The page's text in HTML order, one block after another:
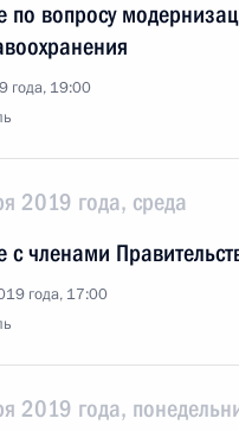
вопросу
года, 19:00
2019 года, среда
членами
года, 17:00
2019 года,